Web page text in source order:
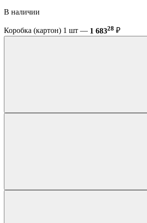
В наличии
Коробка (картон) 1 шт — 1 68328 ₽